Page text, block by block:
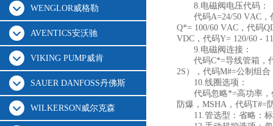
WENGLOR威格勒
AVENTICS安沃驰
VIKING PUMP威肯
SAUER DANFOSS丹佛斯
WILKERSON威尔克森
8.电磁阀电压代码：
代码A=24/50 VAC，
Q*= 100/60 VAC，代码
VDC，代码Y= 120/60 -
9.电磁阀连接：
代码C*=导线管箱，
2S），代码M#=公制组
10.线圈选项：
代码忽略*=高功率
防爆，MSHA，代码T#=
11.管选型：省略：